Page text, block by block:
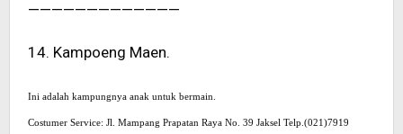
—————————————
14. Kampoeng Maen.
Ini adalah kampungnya anak untuk bermain.
Costumer Service: Jl. Mampang Prapatan Raya No. 39 Jaksel Telp.(021)7919